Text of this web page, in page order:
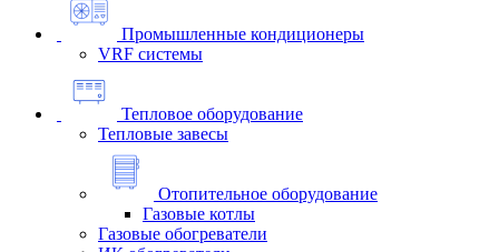
Промышленные кондиционеры
VRF системы
Тепловое оборудование
Тепловые завесы
Отопительное оборудование
Газовые котлы
Газовые обогреватели